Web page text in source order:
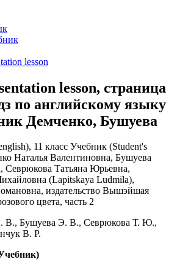
lesson
lesson, страница
по английскому языку
Демченко, Бушуева
В., Бушуева Э. В., Севрюкова Т. Ю.,
В. Р.